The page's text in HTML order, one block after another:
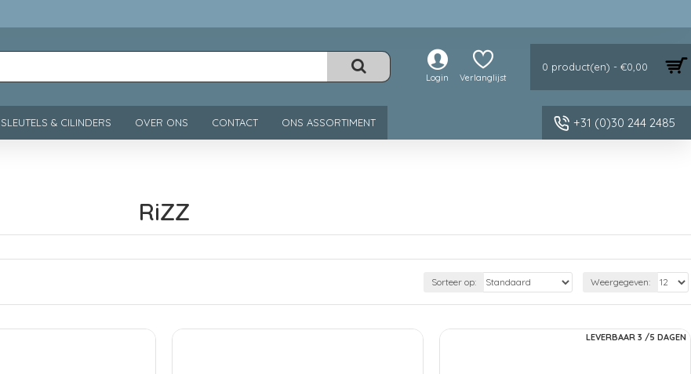
Login Verlanglijst
0 product(en) - €0,00
SLEUTELS & CILINDERS OVER ONS CONTACT ONS ASSORTIMENT +31 (0)30 244 2485
RiZZ
Sorteer op: Weergegeven:
LEVERBAAR 3 /5 DAGEN